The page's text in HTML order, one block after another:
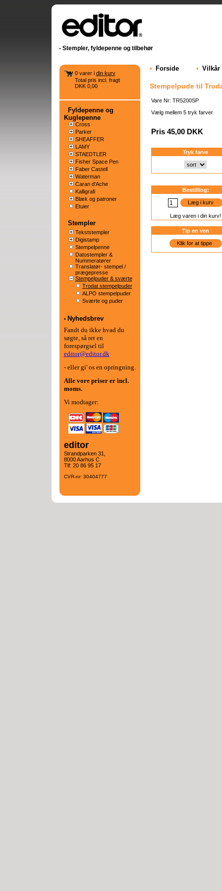
- Stempler, fyldepenne og tilbehør
0 varer i din kurv
Total pris incl. fragt
DKK 0,00
Fyldepenne og
Kuglepenne
Cross
Parker
SHEAFFER
LAMY
STAEDTLER
Fisher Space Pen
Faber Castell
Waterman
Caran d'Ache
Kalligrafi
Blæk og patroner
Etuier
Stempler
Tekststempler
Digistamp
Stempelpenne
Datostempler &
Nummeratører
Translatør- stempel /
prægepresse
Stempelpuder & sværte
Trodat stempelpuder
ALPO stempelpuder
Sværte og puder
• Nyhedsbrev
Fandt du ikke hvad du
søgte, så ret en
forespørgsel til
editor@editor.dk
- eller gi' os en opringning.
Alle vore priser er incl.
moms.
Vi modtager:
editor
Strandparken 31,
8000 Aarhus C
Tlf: 20 86 95 17
CVR-nr: 30404777
• Forside • Vilkår
Stempelpude til
Vare Nr: TR5200SP
Vælg mellem 5 tryk farver
Pris 45,00 DKK
Tryk farve
Bestilling:
Læg i kurv
Læg varen i din kurv!
Tip en ven
Klik for at tippe